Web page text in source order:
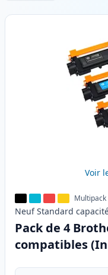
Produits
Voir
Multipack
Neuf Standard
Pack de 4
compatibles